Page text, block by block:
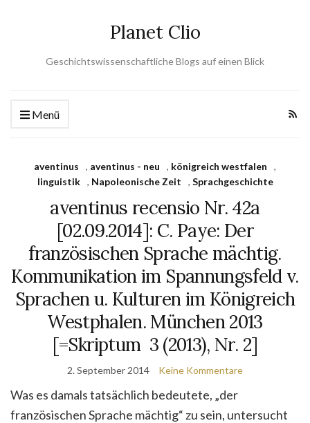
Planet Clio
Geschichtswissenschaftliche Blogs auf einen Blick
Menü
aventinus , aventinus - neu , königreich westfalen
,
linguistik
, Napoleonische Zeit , Sprachgeschichte
aventinus recensio Nr. 42a
[02.09.2014]: C. Paye: Der
französischen Sprache mächtig.
Kommunikation im Span­nungs­feld v.
Sprachen u. Kulturen im Königreich
Westphalen. München 2013
[=Skriptum 3 (2013), Nr. 2]
2. September 2014 Keine Kommentare
Was es damals tatsächlich bedeutete, „der
französischen Sprache mächtig“ zu sein, untersucht